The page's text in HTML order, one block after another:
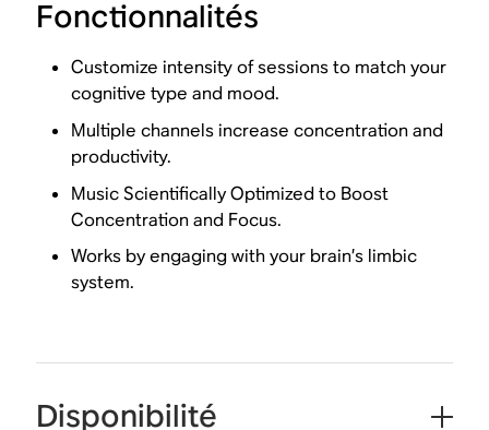
Fonctionnalités
Customize intensity of sessions to match your
cognitive type and mood.
Multiple channels increase concentration and
productivity.
Music Scientifically Optimized to Boost
Concentration and Focus.
Works by engaging with your brain’s limbic
system.
Disponibilité